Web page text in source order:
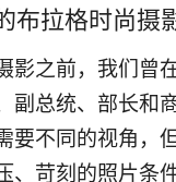
布拉格时尚摄
影之前，我们曾
副总统、部长和
要不同的视角，
、苛刻的照片条